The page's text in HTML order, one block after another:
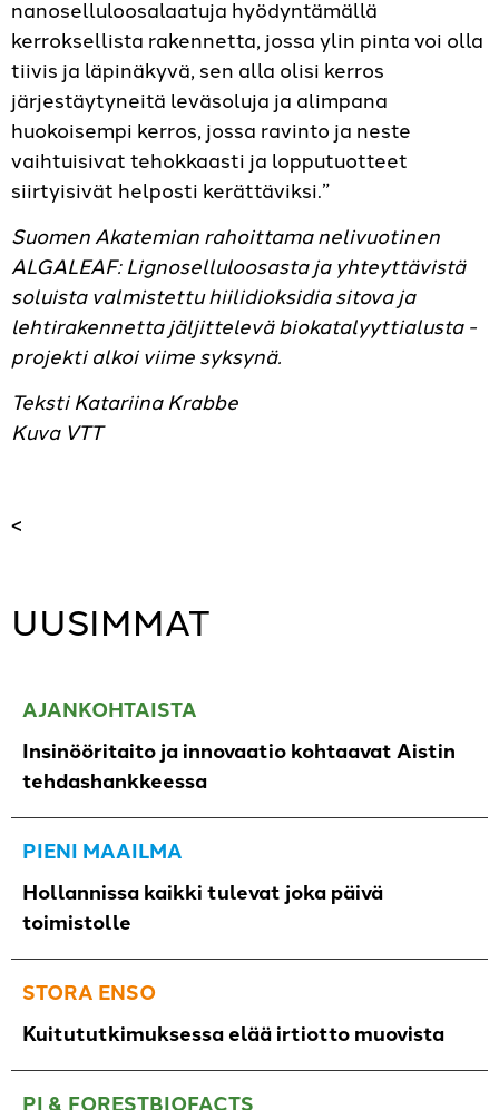
nanoselluloosalaatuja hyödyntämällä
kerroksellista rakennetta, jossa ylin pinta voi olla
tiivis ja läpinäkyvä, sen alla olisi kerros
järjestäytyneitä leväsoluja ja alimpana
huokoisempi kerros, jossa ravinto ja neste
vaihtuisivat tehokkaasti ja lopputuotteet
siirtyisivät helposti kerättäviksi.”
Suomen Akatemian rahoittama nelivuotinen
ALGALEAF: Lignoselluloosasta ja yhteyttävistä
soluista valmistettu hiilidioksidia sitova ja
lehtirakennetta jäljittelevä biokatalyyttialusta -
projekti alkoi viime syksynä.
Teksti Katariina Krabbe
Kuva VTT
<
UUSIMMAT
AJANKOHTAISTA
Insinööritaito ja innovaatio kohtaavat Aistin
tehdashankkeessa
PIENI MAAILMA
Hollannissa kaikki tulevat joka päivä
toimistolle
STORA ENSO
Kuitututkimuksessa elää irtiotto muovista
PI & FORESTBIOFACTS